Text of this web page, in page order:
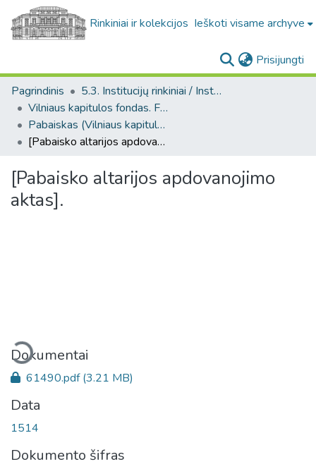
Rinkiniai ir kolekcijos Ieškoti visame archyve
Prisijungti
Pagrindinis
5.3. Institucijų rinkiniai / Institutional collections
Vilniaus kapitulos fondas. F43
Pabaiskas (Vilniaus kapitulos fondas. F43, Bažnytinės valdos.)
[Pabaisko altarijos apdovanojimo aktas].
[Pabaisko altarijos apdovanojimo
aktas].
Dokumentai
61490.pdf(3.21 MB)
Data
1514
Dokumento šifras